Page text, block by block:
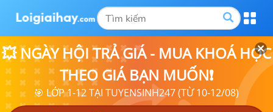
💥 NGÀY HỘI TRẢ GIÁ - MUA KHOÁ HỌC
THEO GIÁ BẠN MUỐN❗
🎯 LỚP 1-12 TẠI TUYENSINH247 (TỪ 10-12/08)